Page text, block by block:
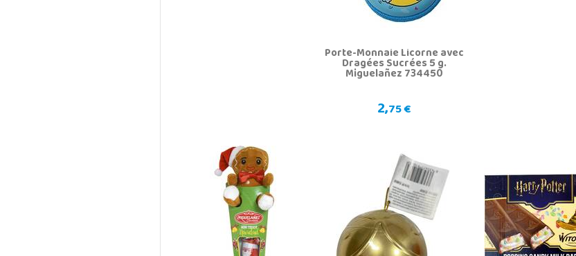
Porte-Monnaie Licorne avec
Dragées Sucrées 5 g.
Miguelañez 734450
2,75 €